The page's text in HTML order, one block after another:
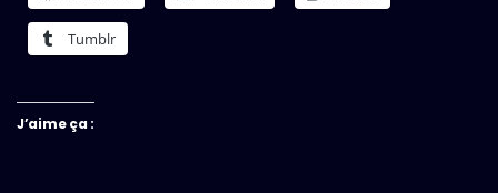
Tumblr
J’aime ça :